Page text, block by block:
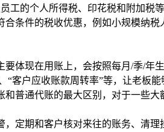
工的个人所得税、印花税和附加税
条件的税收优惠，例如小规模纳
体现在用账上，会按照每月/季/
“客户应收账款周转率”等，让老板
普通代账的最大区别，对于一些
定期和客户核对来往的账务、清